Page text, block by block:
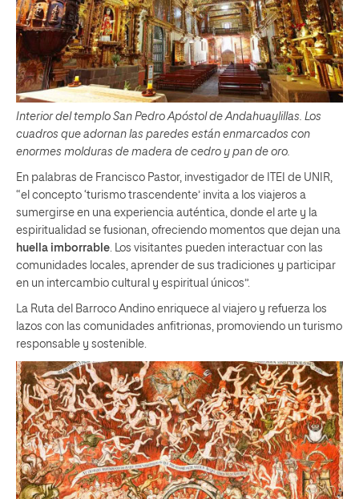
Interior del templo San Pedro Apóstol de Andahuaylillas. Los
cuadros que adornan las paredes están enmarcados con
enormes molduras de madera de cedro y pan de oro.
En palabras de Francisco Pastor, investigador de ITEI de UNIR,
“el concepto ‘turismo trascendente’ invita a los viajeros a
sumergirse en una experiencia auténtica, donde el arte y la
espiritualidad se fusionan, ofreciendo momentos que dejan una
huella imborrable . Los visitantes pueden interactuar con las
comunidades locales, aprender de sus tradiciones y participar
en un intercambio cultural y espiritual únicos”.
La Ruta del Barroco Andino enriquece al viajero y refuerza los
lazos con las comunidades anfitrionas, promoviendo un turismo
responsable y sostenible.